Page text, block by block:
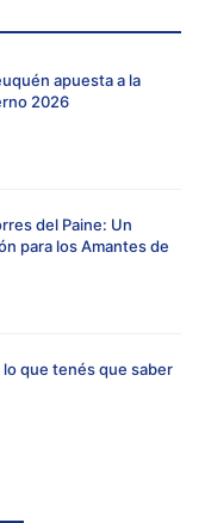
apuesta a la
2026
del Paine: Un
para los Amantes de
que tenés que saber